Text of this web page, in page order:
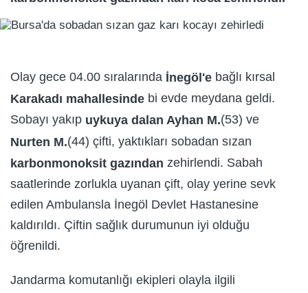
Olay gece 04.00 sıralarında İnegöl'e bağlı kırsal
Karakadı mahallesinde bi evde meydana geldi.
Sobayı yakıp uykuya dalan Ayhan M.(53) ve
Nurten M.(44) çifti, yaktıkları sobadan sızan
karbonmonoksit gazından zehirlendi. Sabah
saatlerinde zorlukla uyanan çift, olay yerine sevk
edilen Ambulansla İnegöl Devlet Hastanesine
kaldırıldı. Çiftin sağlık durumunun iyi olduğu
öğrenildi.
Jandarma komutanlığı ekipleri olayla ilgili